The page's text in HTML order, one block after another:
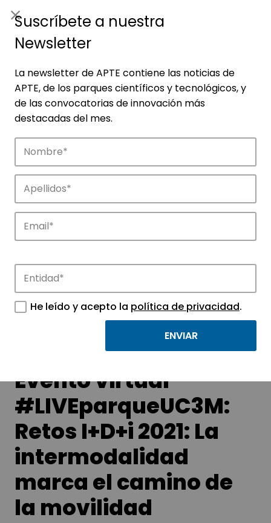
Noticias
Conoce las noticias más destacadas de
APTE y sus parques científicos y
tecnológicos.
Evento virtual
#LIVEparqueUC3M:
Retos I+D+i 2021: La
intermodalidad
marca el camino de
la movilidad
Suscríbete a nuestra
Newsletter
La newsletter de APTE contiene las noticias de
APTE, de los parques científicos y tecnológicos, y
de las convocatorias de innovación más
destacadas del mes.
He leído y acepto la política de privacidad.